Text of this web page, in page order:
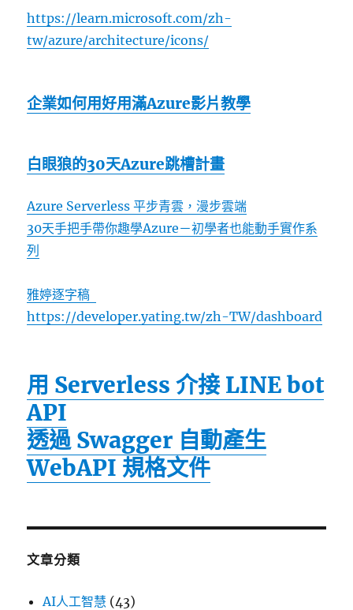
https://learn.microsoft.com/zh-
tw/azure/architecture/icons/
企業如何用好用滿Azure影片教學
白眼狼的30天Azure跳槽計畫
Azure Serverless 平步青雲，漫步雲端
30天手把手帶你趣學Azure－初學者也能動手實作系
列
雅婷逐字稿
https://developer.yating.tw/zh-TW/dashboard
用 Serverless 介接 LINE bot
API
透過 Swagger 自動產生
WebAPI 規格文件
文章分類
AI人工智慧 (43)